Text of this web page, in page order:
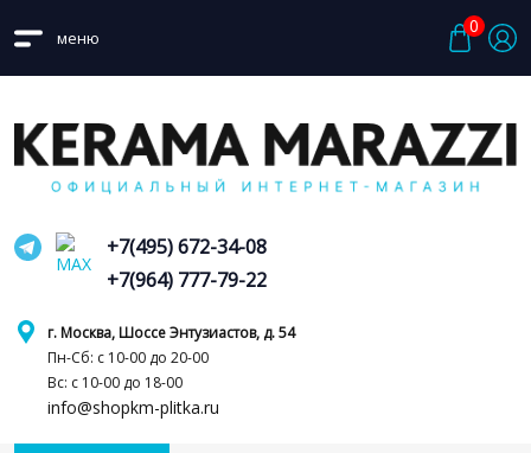
меню
0
г. Москва, Шоссе Энтузиастов, д. 54
Пн-Сб: с 10-00 до 20-00
Вс: с 10-00 до 18-00
info@shopkm-plitka.ru
+7(495) 672-34-08
+7(964) 777-79-22